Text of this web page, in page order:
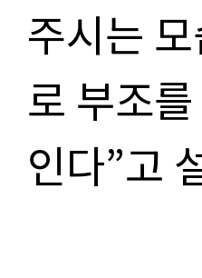
주시는
로 부조
인다”고